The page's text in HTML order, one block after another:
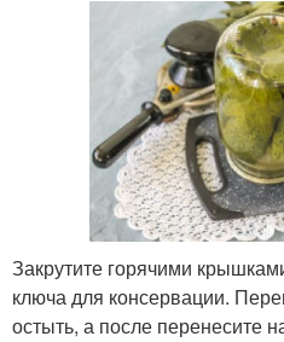
Закрутите горячими
ключа для консервации.
остыть, а после перенесите